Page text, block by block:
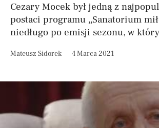
Cezary Mocek był jedną z
postaci programu „Sanatorium
niedługo po emisji sezonu, w
Mateusz Sidorek 4 Marca 2021